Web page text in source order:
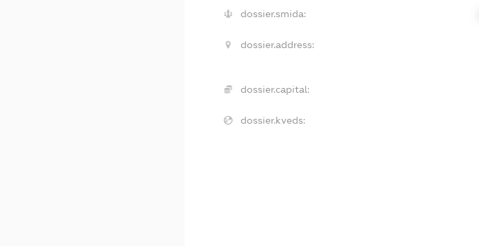
dossier.smida:
dossier.address:
dossier.capital:
dossier.kveds: